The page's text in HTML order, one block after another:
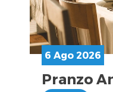
6 Ago 2026
Pranzo